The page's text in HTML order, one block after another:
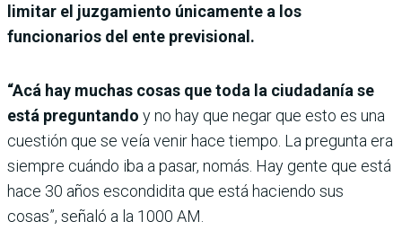
limitar el juzgamiento únicamente a los
funcionarios del ente previsional.
“Acá hay muchas cosas que toda la ciudadanía se
está preguntando y no hay que negar que esto es una
cuestión que se veía venir hace tiempo. La pregunta era
siempre cuándo iba a pasar, nomás. Hay gente que está
hace 30 años escondidita que está haciendo sus
cosas”, señaló a la 1000 AM.